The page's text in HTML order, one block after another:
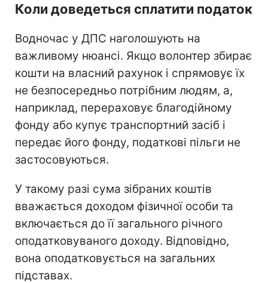
Коли доведеться сплатити податок
Водночас у ДПС наголошують на
важливому нюансі. Якщо волонтер збирає
кошти на власний рахунок і спрямовує їх
не безпосередньо потрібним людям, а,
наприклад, перераховує благодійному
фонду або купує транспортний засіб і
передає його фонду, податкові пільги не
застосовуються.
У такому разі сума зібраних коштів
вважається доходом фізичної особи та
включається до її загального річного
оподатковуваного доходу. Відповідно,
вона оподатковується на загальних
підставах.